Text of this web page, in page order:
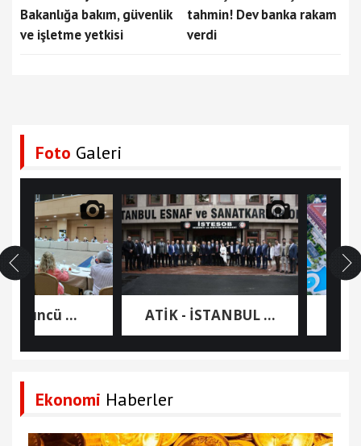
Bakanlığa bakım, güvenlik
ve işletme yetkisi
tahmin! Dev banka rakam
verdi
Foto Galeri
... ATİK - İSTANBUL ...
Ekonomi Haberler